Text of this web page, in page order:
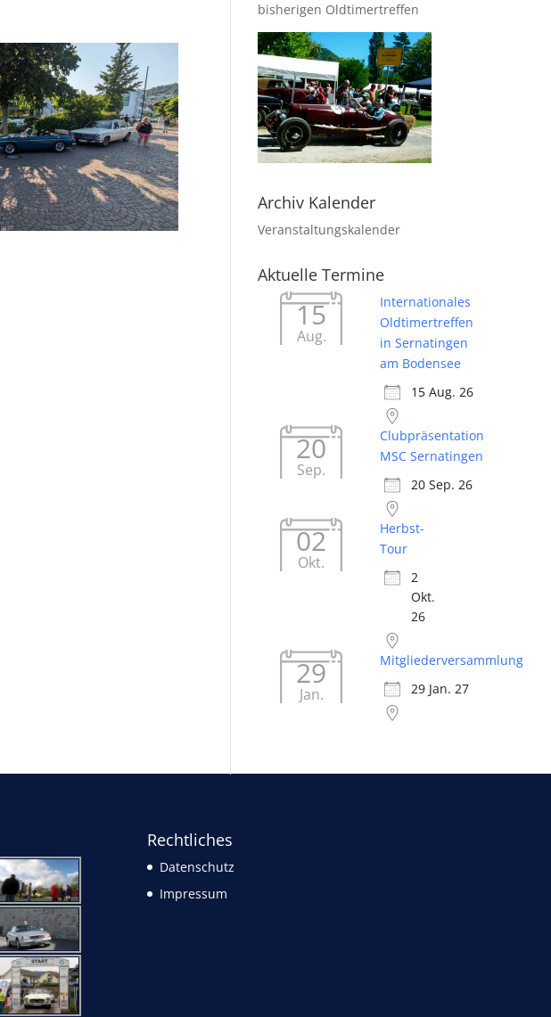
bisherigen Oldtimertreffen
Archiv Kalender
Veranstaltungskalender
Aktuelle Termine
15
Aug.
Internationales
Oldtimertreffen
in Sernatingen
am Bodensee
15 Aug. 26
20
Sep.
Clubpräsentation
MSC Sernatingen
20 Sep. 26
02
Okt.
Herbst-
Tour
2
Okt.
26
29
Jan.
Mitgliederversammlung
29 Jan. 27
Rechtliches
Datenschutz
Impressum